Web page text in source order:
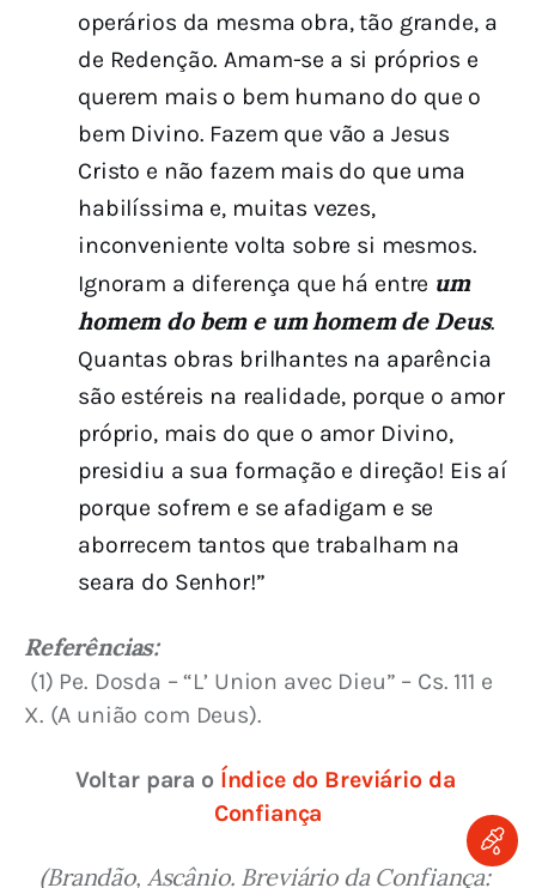
operários da mesma obra, tão grande, a
de Redenção. Amam-se a si próprios e
querem mais o bem humano do que o
bem Divino. Fazem que vão a Jesus
Cristo e não fazem mais do que uma
habilíssima e, muitas vezes,
inconveniente volta sobre si mesmos.
Ignoram a diferença que há entre um
homem do bem e um homem de Deus.
Quantas obras brilhantes na aparência
são estéreis na realidade, porque o amor
próprio, mais do que o amor Divino,
presidiu a sua formação e direção! Eis aí
porque sofrem e se afadigam e se
aborrecem tantos que trabalham na
seara do Senhor!”
Referências:
X. (A união com Deus).
Voltar para o Índice do Breviário da
Confiança
(Brandão, Ascânio. Breviário da Confiança: